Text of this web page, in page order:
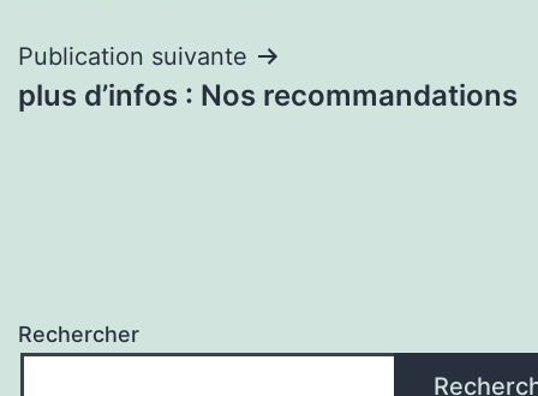
Publication suivante
plus d’infos : Nos recommandations
Rechercher